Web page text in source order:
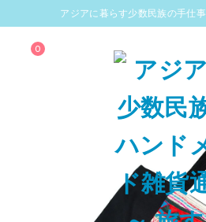
アジアに暮らす少数民族の手仕
0